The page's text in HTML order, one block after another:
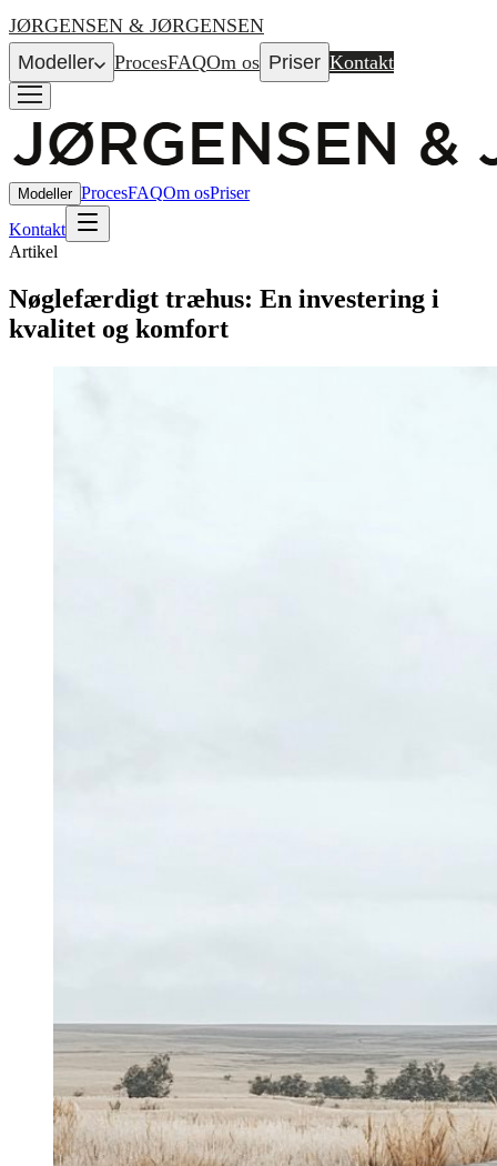
JØRGENSEN & JØRGENSEN
Modeller
ProcesFAQOm os Priser Kontakt
Modeller ProcesFAQOm osPriser
Kontakt
Artikel
Nøglefærdigt træhus: En investering i
kvalitet og komfort